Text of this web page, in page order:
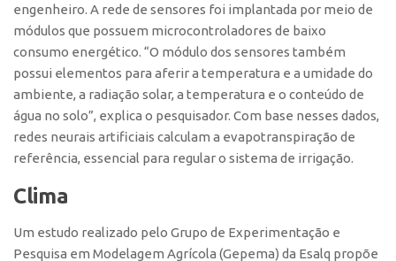
Convênios
Chamamento
Parcerias PD&I
PIPE/FAPESP
SPRINT
Exceções
Programas
Conexão Inter-USP
engenheiro. A rede de sensores foi implantada por meio de
módulos que possuem microcontroladores de baixo
consumo energético. “O módulo dos sensores também
possui elementos para aferir a temperatura e a umidade do
ambiente, a radiação solar, a temperatura e o conteúdo de
água no solo”, explica o pesquisador. Com base nesses dados,
redes neurais artificiais calculam a evapotranspiração de
referência, essencial para regular o sistema de irrigação.
Clima
Um estudo realizado pelo Grupo de Experimentação e
Pesquisa em Modelagem Agrícola (Gepema) da Esalq propõe